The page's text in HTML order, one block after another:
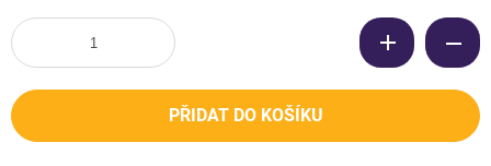
PŘIDAT DO KOŠÍKU